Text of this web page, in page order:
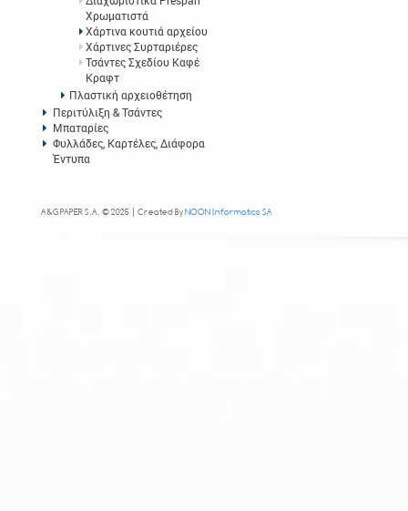
Χρωματιστά
Χάρτινα κουτιά αρχείου
Χάρτινες Συρταριέρες
Τσάντες Σχεδίου Καφέ
Κραφτ
Πλαστική αρχειοθέτηση
Περιτύλιξη & Τσάντες
Μπαταρίες
Φυλλάδες, Καρτέλες, Διάφορα
Έντυπα
A&G PAPER S.A. © 2025 | Created ByNOON Informatics SA